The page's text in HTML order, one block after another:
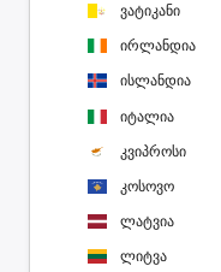
ვატიკანი
ირლანდია
ისლანდია
იტალია
კვიპროსი
კოსოვო
ლატვია
ლიტვა